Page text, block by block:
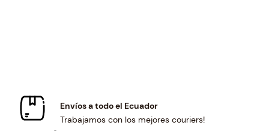
5
.
6
Envíos a todo el Ecuador
Trabajamos con los mejores couriers!